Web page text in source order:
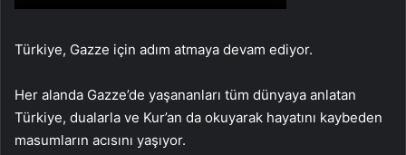
Türkiye, Gazze için adım atmaya devam ediyor.
Her alanda Gazze’de yaşananları tüm dünyaya anlatan
Türkiye, dualarla ve Kur’an da okuyarak hayatını kaybeden
masumların acısını yaşıyor.